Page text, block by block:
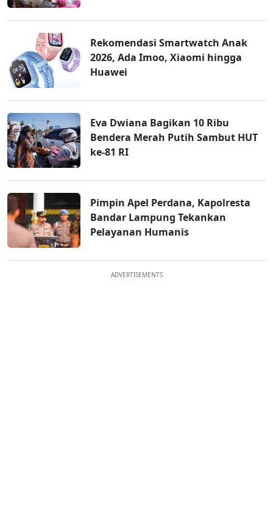
Rekomendasi Smartwatch Anak
2026, Ada Imoo, Xiaomi hingga
Huawei
Eva Dwiana Bagikan 10 Ribu
Bendera Merah Putih Sambut HUT
ke-81 RI
Pimpin Apel Perdana, Kapolresta
Bandar Lampung Tekankan
Pelayanan Humanis
ADVERTISEMENTS